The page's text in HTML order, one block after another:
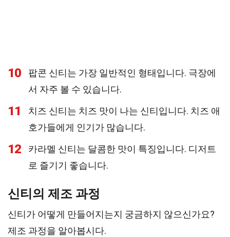
10
팝콘 신티는 가장 일반적인 형태입니다. 극장에
서 자주 볼 수 있습니다.
11
치즈 신티는 치즈 맛이 나는 신티입니다. 치즈 애
호가들에게 인기가 많습니다.
12
카라멜 신티는 달콤한 맛이 특징입니다. 디저트
로 즐기기 좋습니다.
신티의 제조 과정
신티가 어떻게 만들어지는지 궁금하지 않으신가요?
제조 과정을 알아봅시다.